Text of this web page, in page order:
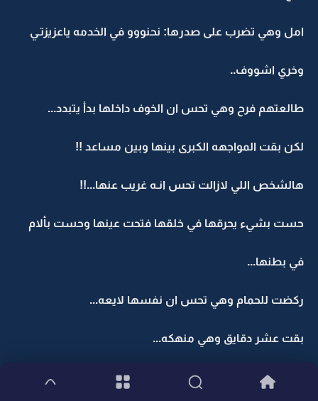
امل وهي تضرب على صدرها: نحنووو في الخدمه ياعزيزتـي
وخري اشووف..
طالعتهم فرح وهي تحس ان الخوف داخلها بدأ يتبدد...
لكن بقت المواجهه الكبرى بينها وبين مساعد !!
هالشخص اللي لازالت تحس انـه غريب عنها...!!
حست بشيء يحرقها في خلقها فتحت عينها وحست بألام
في بطنها...
ركضت للحمام وهي تحس ان نفسها لايعه...
بقت عشر دقايق وهي منهكه...
ظهرها منحي عالمغسل...وماسكه حلقها ووبيدها الثانيه